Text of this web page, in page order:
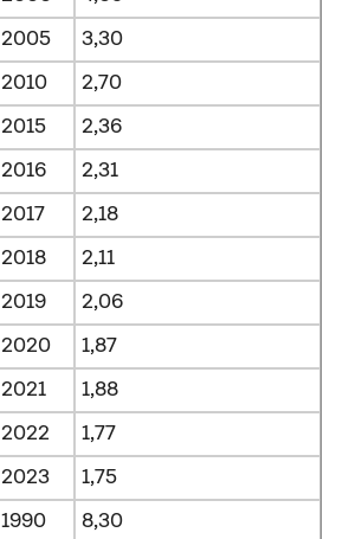
2005 3,30
2010 2,70
2015 2,36
2016 2,31
2017 2,18
2018 2,11
2019 2,06
2020 1,87
2021 1,88
2022 1,77
2023 1,75
1990 8,30